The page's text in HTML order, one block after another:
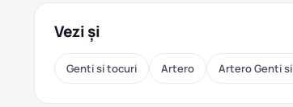
Vezi și
Genti si tocuri Artero Artero Genti